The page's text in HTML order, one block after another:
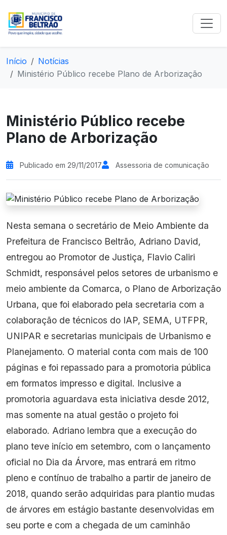
Início
Notícias
Ministério Público recebe Plano de Arborização
Ministério Público recebe
Plano de Arborização
Publicado em 29/11/2017 Assessoria de comunicação
Nesta semana o secretário de Meio Ambiente da
Prefeitura de Francisco Beltrão, Adriano David,
entregou ao Promotor de Justiça, Flavio Caliri
Schmidt, responsável pelos setores de urbanismo e
meio ambiente da Comarca, o Plano de Arborização
Urbana, que foi elaborado pela secretaria com a
colaboração de técnicos do IAP, SEMA, UTFPR,
UNIPAR e secretarias municipais de Urbanismo e
Planejamento. O material conta com mais de 100
páginas e foi repassado para a promotoria pública
em formatos impresso e digital. Inclusive a
promotoria aguardava esta iniciativa desde 2012,
mas somente na atual gestão o projeto foi
elaborado. Adriano lembra que a execução do
plano teve início em setembro, com o lançamento
oficial no Dia da Árvore, mas entrará em ritmo
pleno e contínuo de trabalho a partir de janeiro de
2018, quando serão adquiridas para plantio mudas
de árvores em estágio bastante desenvolvidas em
seu porte e com a chegada de um caminhão